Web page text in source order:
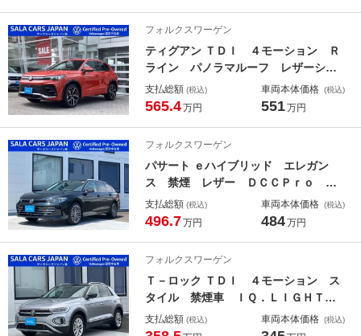
ー レーンアシスト ＥＴＣ
フォルクスワーゲン
ティグアン ＴＤＩ ４モーション Ｒ
ライン パノラマルーフ レザーシー
ト シートベンチレーション ＤＣ
Ｃ アラウンドビューカメラ Ａｐｐ
ト パワーテールゲート 禁煙 認定
中古車
支払総額 (税込)
565.4万円
車両本体価格 (税込)
551万円
フォルクスワーゲン
パサート ｅハイブリッド エレガン
ス 禁煙 レザー ＤＣＣＰｒｏ Ｉ
Ｑ．ＬＩＧＨＴ シートリラクゼーシ
ョン シートヒーター＆ベンチレーシ
ト Ａｐｐ－Ｃｏｎｎｅｃｔ
支払総額 (税込)
496.7万円
車両本体価格 (税込)
484万円
フォルクスワーゲン
Ｔ－ロック ＴＤＩ ４モーション ス
タイル 禁煙車 ＩＱ．ＬＩＧＨＴ
デジタルメーター ＡＣＣ Ｔｒａｖ
ｅｌＡｓｓｉｓｔ レーンアシスト
支払総額 (税込) 車両本体価格 (税込)